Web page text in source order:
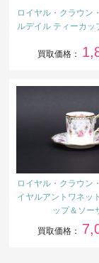
ロイヤル・クラウン
ルデイル ティーカッ
買取価格：
ロイヤル・クラウン
イヤルアントワネッ
ップ＆ソー
買取価格：